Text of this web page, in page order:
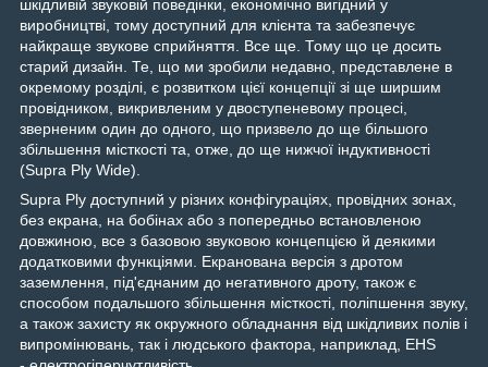
шкідливій звуковій поведінки, економічно вигідний у
виробництві, тому доступний для клієнта та забезпечує
найкраще звукове сприйняття. Все ще. Тому що це досить
старий дизайн. Те, що ми зробили недавно, представлене в
окремому розділі, є розвитком цієї концепції зі ще ширшим
провідником, викривленим у двоступеневому процесі,
зверненим один до одного, що призвело до ще більшого
збільшення місткості та, отже, до ще нижчої індуктивності
(Supra Ply Wide).
Supra Ply доступний у різних конфігураціях, провідних зонах,
без екрана, на бобінах або з попередньо встановленою
довжиною, все з базовою звуковою концепцією й деякими
додатковими функціями. Екранована версія з дротом
заземлення, під'єднаним до негативного дроту, також є
способом подальшого збільшення місткості, поліпшення звуку,
а також захисту як окружного обладнання від шкідливих полів і
випромінювань, так і людського фактора, наприклад, EHS